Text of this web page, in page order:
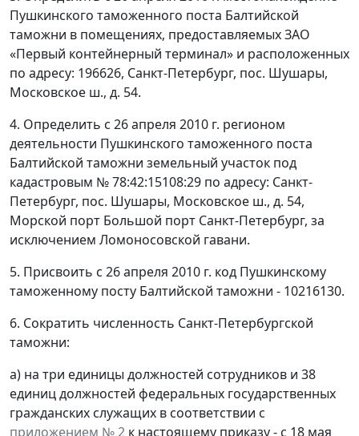
Пушкинского таможенного поста Балтийской
таможни в помещениях, предоставляемых ЗАО
«Первый контейнерный терминал» и расположенных
по адресу: 196626, Санкт-Петербург, пос. Шушары,
Московское ш., д. 54.
4. Определить с 26 апреля 2010 г. регионом
деятельности Пушкинского таможенного поста
Балтийской таможни земельный участок под
кадастровым № 78:42:15108:29 по адресу: Санкт-
Петербург, пос. Шушары, Московское ш., д. 54,
Морской порт Большой порт Санкт-Петербург, за
исключением Ломоносовской гавани.
5. Присвоить с 26 апреля 2010 г. код Пушкинскому
таможенному посту Балтийской таможни - 10216130.
6. Сократить численность Санкт-Петербургской
таможни:
а) на три единицы должностей сотрудников и 38
единиц должностей федеральных государственных
гражданских служащих в соответствии с
приложением № 2 к настоящему приказу - с 18 мая